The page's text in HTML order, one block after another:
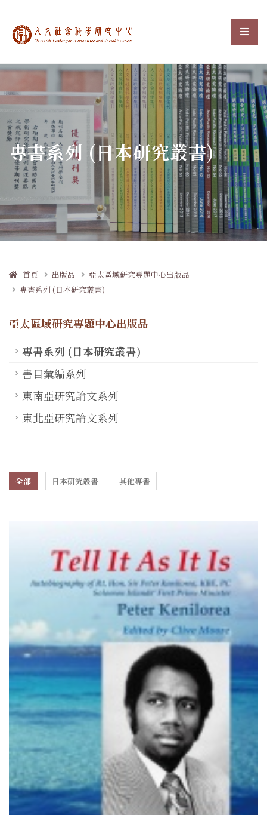
中央研究院人文社會科選
:::
專書系列 (日本研究叢書)
首頁 出版品
亞太區域研究專題中心出版品
專書系列 (日本研究叢書)
亞太區域研究專題中心出版品
專書系列 (日本研究叢書)
書目彙編系列
東南亞研究論文系列
東北亞研究論文系列
全部 日本研究叢書 其他專書